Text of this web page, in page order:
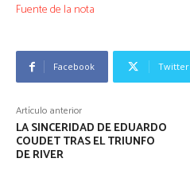
Fuente de la nota
Facebook Twitter
Artículo anterior
LA SINCERIDAD DE EDUARDO
COUDET TRAS EL TRIUNFO
DE RIVER